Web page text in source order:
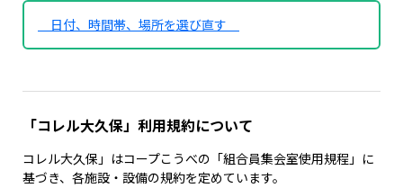
日付、時間帯、場所を選び直す
「コレル大久保」利用規約について
コレル大久保」はコープこうべの「組合員集会室使用規程」に
基づき、各施設・設備の規約を定めています。